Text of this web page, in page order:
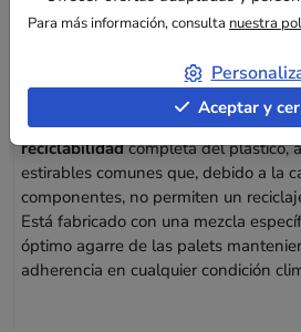
Su composición de100 % polietileno
reciclabilidadcompleta del plástico,
estirables comunes que, debido a la
componentes, no permiten un
Está fabricado con una mezcla
óptimo agarre de las palets
adherencia en cualquier condición
Para más información, consulta nuestra
Aceptar y